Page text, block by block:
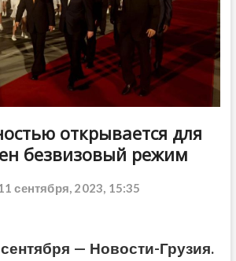
открывается для
безвизовый режим
сентября, 2023, 15:35
— Новости-Грузия.